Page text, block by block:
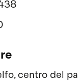
centro del